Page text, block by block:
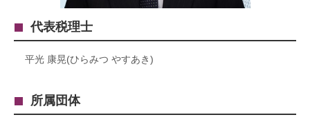
代表税理士
平光 康晃(ひらみつ やすあき)
所属団体